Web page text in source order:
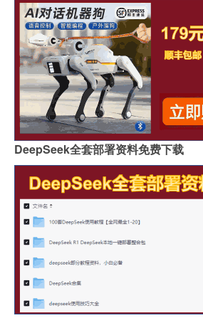
DeepSeek全套部署资料免费下载